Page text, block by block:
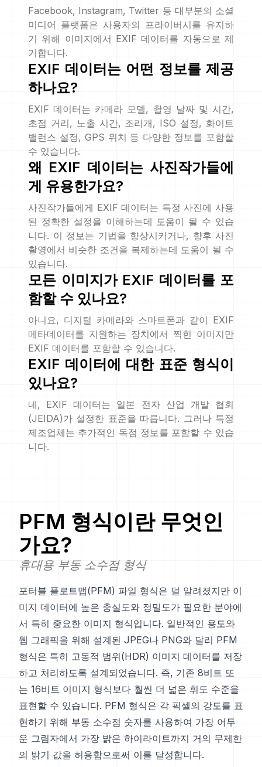
Facebook, Instagram, Twitter 등 대부분의 소셜
미디어 플랫폼은 사용자의 프라이버시를 유지하
기 위해 이미지에서 EXIF 데이터를 자동으로 제
거합니다.
EXIF 데이터는 어떤 정보를 제공
하나요?
EXIF 데이터는 카메라 모델, 촬영 날짜 및 시간,
초점 거리, 노출 시간, 조리개, ISO 설정, 화이트
밸런스 설정, GPS 위치 등 다양한 정보를 포함할
수 있습니다.
왜 EXIF 데이터는 사진작가들에
게 유용한가요?
사진작가들에게 EXIF 데이터는 특정 사진에 사용
된 정확한 설정을 이해하는데 도움이 될 수 있습
니다. 이 정보는 기법을 향상시키거나, 향후 사진
촬영에서 비슷한 조건을 복제하는데 도움이 될 수
있습니다.
모든 이미지가 EXIF 데이터를 포
함할 수 있나요?
아니요, 디지털 카메라와 스마트폰과 같이 EXIF
메타데이터를 지원하는 장치에서 찍힌 이미지만
EXIF 데이터를 포함할 수 있습니다.
EXIF 데이터에 대한 표준 형식이
있나요?
네, EXIF 데이터는 일본 전자 산업 개발 협회
(JEIDA)가 설정한 표준을 따릅니다. 그러나 특정
제조업체는 추가적인 독점 정보를 포함할 수 있습
니다.
PFM 형식이란 무엇인
가요?
휴대용 부동 소수점 형식
포터블 플로트맵(PFM) 파일 형식은 덜 알려졌지만 이
미지 데이터에 높은 충실도와 정밀도가 필요한 분야에
서 특히 중요한 이미지 형식입니다. 일반적인 용도와
웹 그래픽을 위해 설계된 JPEG나 PNG와 달리 PFM
형식은 특히 고동적 범위(HDR) 이미지 데이터를 저장
하고 처리하도록 설계되었습니다. 즉, 기존 8비트 또
는 16비트 이미지 형식보다 훨씬 더 넓은 휘도 수준을
표현할 수 있습니다. PFM 형식은 각 픽셀의 강도를 표
현하기 위해 부동 소수점 숫자를 사용하여 가장 어두
운 그림자에서 가장 밝은 하이라이트까지 거의 무제한
의 밝기 값을 허용함으로써 이를 달성합니다.